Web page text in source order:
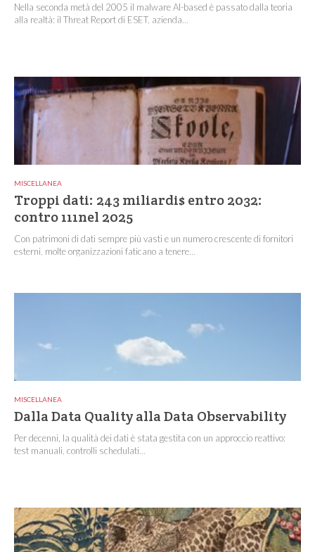
Nella seconda metà del 2005 il malware AI-based è passato dalla teoria
alla realtà: il Threat Report di ESET, azienda...
MISCELLANEA
Troppi dati: 243 miliardi$ entro 2032:
contro 111nel 2025
Con patrimoni di dati sempre più vasti e un numero crescente di fornitori
esterni, molte organizzazioni faticano a tenere...
MISCELLANEA
Dalla Data Quality alla Data Observability
Per decenni, la qualità dei dati è stata gestita con un approccio reattivo:
test manuali, controlli schedulati...